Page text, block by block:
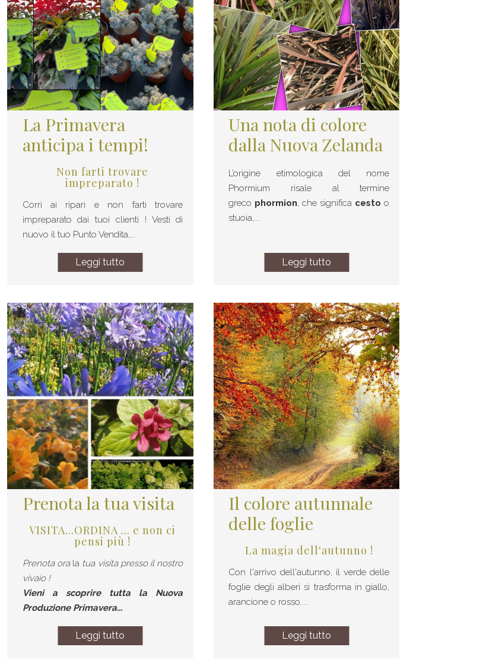
La Primavera
anticipa i tempi!
Non farti trovare
impreparato !
Corri ai ripari e non farti trovare
impreparato dai tuoi clienti ! Vesti di
nuovo il tuo Punto Vendita,...
Leggi tutto
Una nota di colore
dalla Nuova Zelanda
L’origine etimologica del nome
Phormium risale al termine
greco phormion, che significa cesto o
stuoia,...
Leggi tutto
Prenota la tua visita
VISITA...ORDINA ... e non ci
pensi più !
Prenota orala tua visita presso il nostro
vivaio !
Vieni a scoprire tutta la Nuova
Produzione Primavera...
Leggi tutto
Il colore autunnale
delle foglie
La magia dell'autunno !
Con l'arrivo dell'autunno, il verde delle
foglie degli alberi si trasforma in giallo,
arancione o rosso....
Leggi tutto